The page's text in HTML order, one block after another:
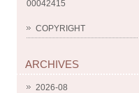
00042415
COPYRIGHT
ARCHIVES
2026-08